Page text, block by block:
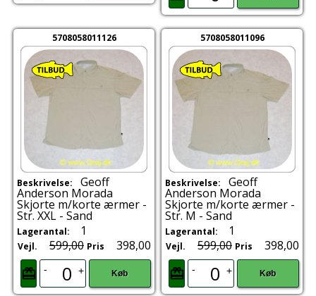
5708058011126
Beskrivelse: Geoff
Anderson Morada
Skjorte m/korte ærmer -
Str. XXL - Sand
Lagerantal: 1
Vejl. 599,00 Pris 398,00
- + Køb
5708058011096
Beskrivelse: Geoff
Anderson Morada
Skjorte m/korte ærmer -
Str. M - Sand
Lagerantal: 1
Vejl. 599,00 Pris 398,00
- + Køb